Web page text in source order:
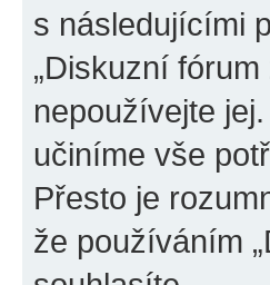
s následujícími
„Diskuzní
nepoužívejte
učiníme vše
Přesto je
že používáním